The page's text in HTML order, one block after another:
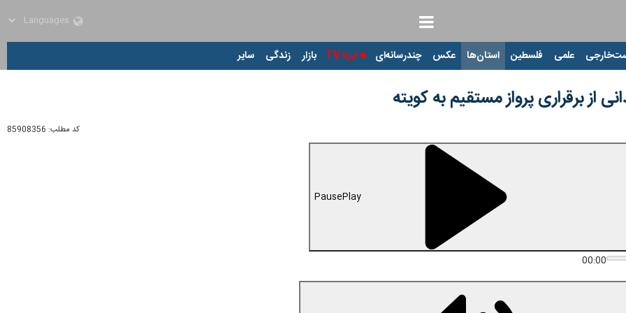
علمی فلسطین استان‌ها عکس چندرسانه‌ای ایرنا TV بازار زندگی سایر
از برقراری پرواز مستقیم به کویته
کد مطلب: 85908356